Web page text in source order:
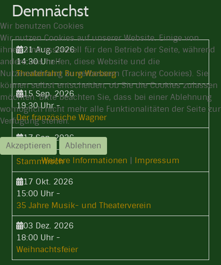
Demnächst
21 Aug. 2026
14:30 Uhr-
Theaterfahrt Burg Warberg
15 Sep. 2026
19:30 Uhr-
Der französiche Wagner
17 Sep. 2026
19:30 Uhr
-
Stammtisch
17 Okt. 2026
15:00 Uhr-
35 Jahre Musik- und Theaterverein
03 Dez. 2026
18:00 Uhr-
Weihnachtsfeier
Wir benutzen Cookies
Wir nutzen Cookies auf unserer Website. Einige von
ihnen sind essenziell für den Betrieb der Seite, während
andere uns helfen, diese Website und die
Nutzererfahrung zu verbessern (Tracking Cookies). Sie
können selbst entscheiden, ob Sie die Cookies zulassen
möchten. Bitte beachten Sie, dass bei einer Ablehnung
womöglich nicht mehr alle Funktionalitäten der Seite zur
Verfügung stehen.
Akzeptieren
Ablehnen
Weitere Informationen | Impressum